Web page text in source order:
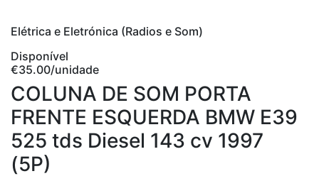
Elétrica e Eletrónica (Radios e Som)
Disponível
€35.00/unidade
COLUNA DE SOM PORTA
FRENTE ESQUERDA BMW E39
525 tds Diesel 143 cv 1997
(5P)